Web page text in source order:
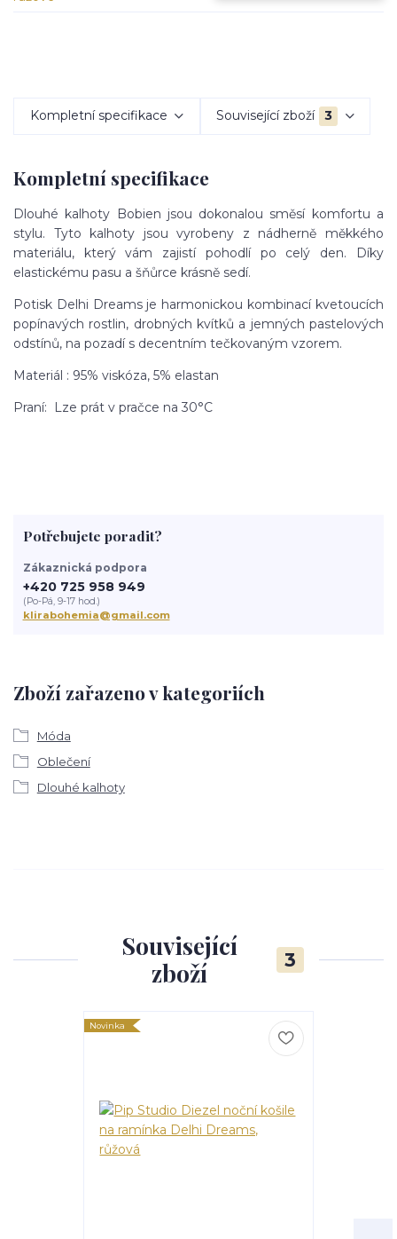
Kompletní specifikace Související zboží 3
Kompletní specifikace
Dlouhé kalhoty Bobien jsou dokonalou směsí komfortu a
stylu. Tyto kalhoty jsou vyrobeny z nádherně měkkého
materiálu, který vám zajistí pohodlí po celý den. Díky
elastickému pasu a šňůrce krásně sedí.
Potisk Delhi Dreams je harmonickou kombinací kvetoucích
popínavých rostlin, drobných kvítků a jemných pastelových
odstínů, na pozadí s decentním tečkovaným vzorem.
Materiál : 95% viskóza, 5% elastan
Praní: Lze prát v pračce na 30°C
Zboží zařazeno v kategoriích
Móda
Oblečení
Dlouhé kalhoty
Potřebujete poradit?
Zákaznická podpora
+420 725 958 949
(Po-Pá, 9-17 hod.)
klirabohemia@gmail.com
Související
zboží
3
Novinka